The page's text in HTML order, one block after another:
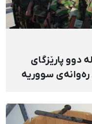
دوو پارێزگای
سووریە